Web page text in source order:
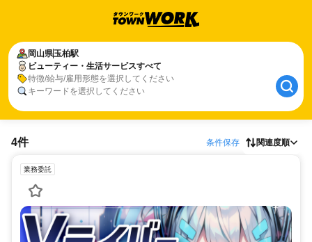
岡山県玉柏駅
ビューティー・生活サービスすべて
特徴/給与/雇用形態を選択してください
キーワードを選択してください
4件 条件保存 関連度順
業務委託